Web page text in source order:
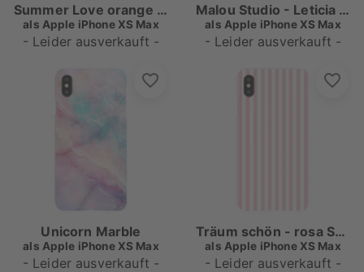
Summer Love orange rose dots
als Apple iPhone XS Max
- Leider ausverkauft -
Malou Studio - Leticia Blau
als Apple iPhone XS Max
- Leider ausverkauft -
Unicorn Marble
als Apple iPhone XS Max
- Leider ausverkauft -
Träum schön - rosa Streifen
als Apple iPhone XS Max
- Leider ausverkauft -